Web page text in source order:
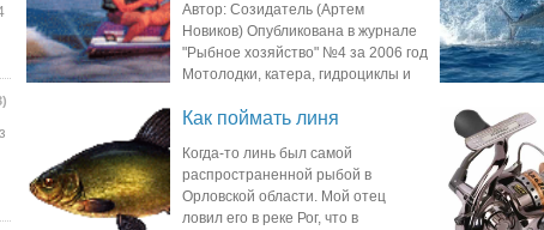
Автор: Созидатель (Артем
Новиков) Опубликована в журнале
"Рыбное хозяйство" №4 за 2006 год
Мотолодки, катера, гидроциклы и
жизни населения Москвы иКак поймать линя
Когда-то линь был самой
распространенной рыбой в
Орловской области. Мой отец
ловил его в реке Рог, что в